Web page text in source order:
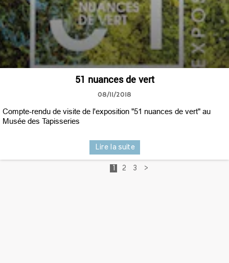
51 nuances de vert
08/11/2018
Compte-rendu de visite de l'exposition "51 nuances de vert" au
Musée des Tapisseries
Lire la suite
2 3 >